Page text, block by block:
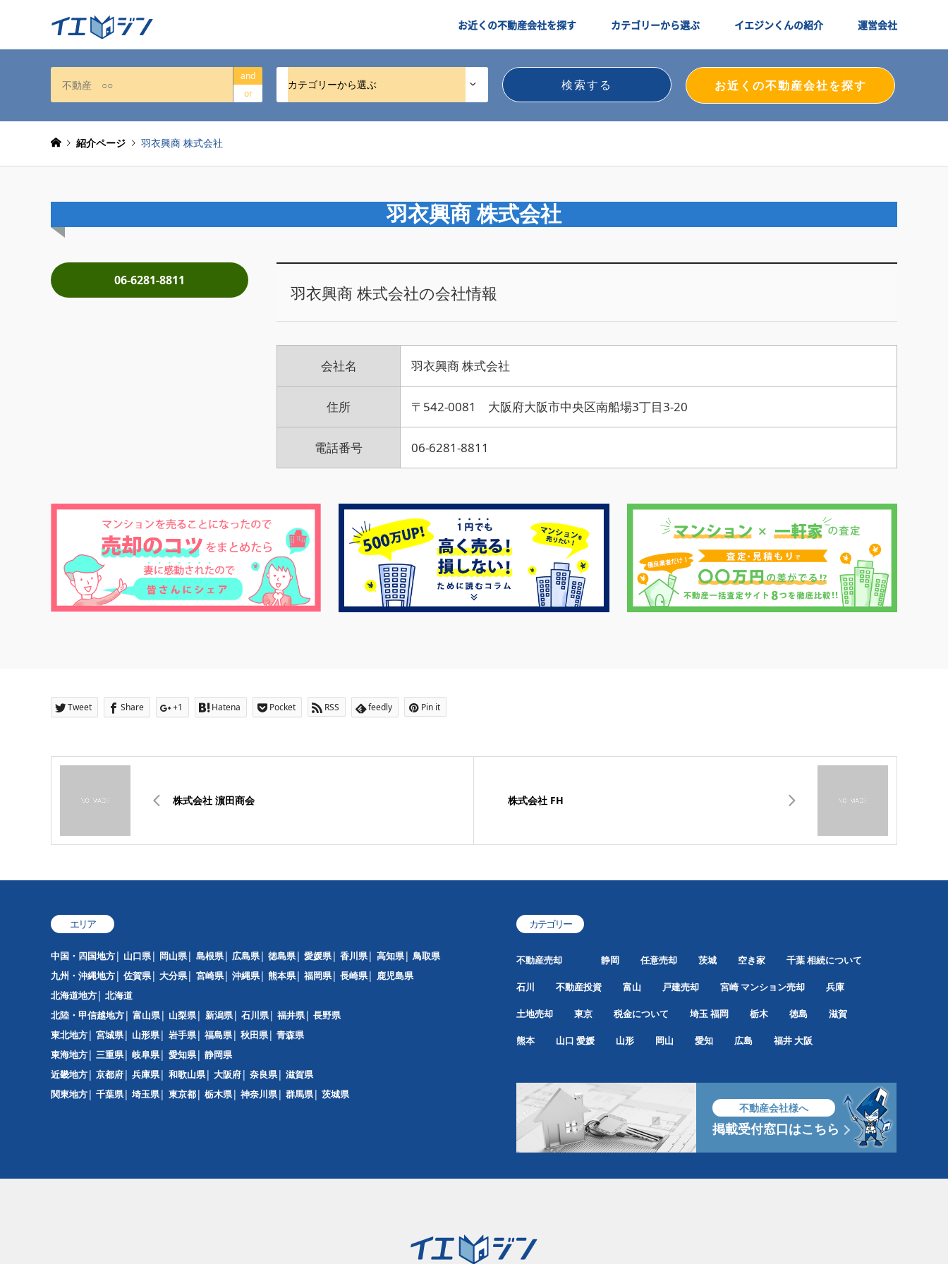
お近くの不動産会社を探す カテゴリーから選ぶ イエジンくんの紹介 運営会社
and
or
カテゴリーから選ぶ お近くの不動産会社を探す
紹介ページ 羽衣興商 株式会社
羽衣興商 株式会社
06-6281-8811
羽衣興商 株式会社の会社情報
会社名 羽衣興商 株式会社
住所 〒542-0081 大阪府大阪市中央区南船場3丁目3-20
電話番号 06-6281-8811
Tweet Share +1 Hatena Pocket RSS feedly Pin it
株式会社 濵田商会 株式会社 FH
エリア
中国・四国地方 山口県 岡山県 島根県 広島県 徳島県 愛媛県 香川県 高知県
鳥取県
九州・沖縄地方
佐賀県 大分県 宮崎県 沖縄県 熊本県 福岡県 長崎県
鹿児島県
北海道地方
北海道
北陸・甲信越地方
富山県 山梨県 新潟県 石川県 福井県
長野県
東北地方
宮城県 山形県 岩手県 福島県 秋田県
青森県
東海地方
三重県 岐阜県 愛知県
静岡県
近畿地方
京都府 兵庫県 和歌山県 大阪府 奈良県
滋賀県
関東地方
千葉県 埼玉県 東京都 栃木県 神奈川県 群馬県 茨城県
カテゴリー
不動産売却 静岡 任意売却 茨城 空き家 千葉相続について
石川 不動産投資 富山 戸建売却 宮崎 マンション売却 兵庫
土地売却 東京 税金について 埼玉福岡 栃木 徳島 滋賀
熊本 山口 愛媛 山形 岡山 愛知 広島 福井大阪
不動産会社様へ
掲載受付窓口はこちら